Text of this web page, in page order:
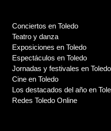
Conciertos en Toledo
Teatro y danza
Exposiciones en Toledo
Espectáculos en Toledo
Jornadas y festivales en Toledo
Cine en Toledo
Los destacados del año en
Redes Toledo Online